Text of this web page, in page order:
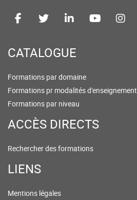
CATALOGUE
Formations par domaine
Formations pr modalités d'enseignement
Formations par niveau
ACCÈS DIRECTS
Rechercher des formations
LIENS
Mentions légales